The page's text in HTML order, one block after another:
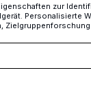
zur
Personalisierte